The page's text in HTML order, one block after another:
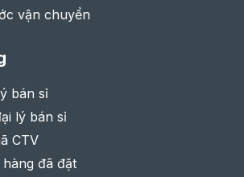
vận chuyển
bán sỉ
lý bán sỉ
CTV
đã đặt